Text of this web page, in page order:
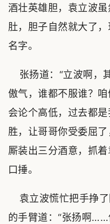
酒壮英雄胆，袁立波
肚，胆子自然就大了
名字。
张扬道：“立波啊，
傲气，谁都不服谁？
会论个高低，过去都
胜，让哥哥你受委屈
厮装出三分酒意，抓
口捶。
袁立波慌忙把手挣了
的手臂道：“张扬啊